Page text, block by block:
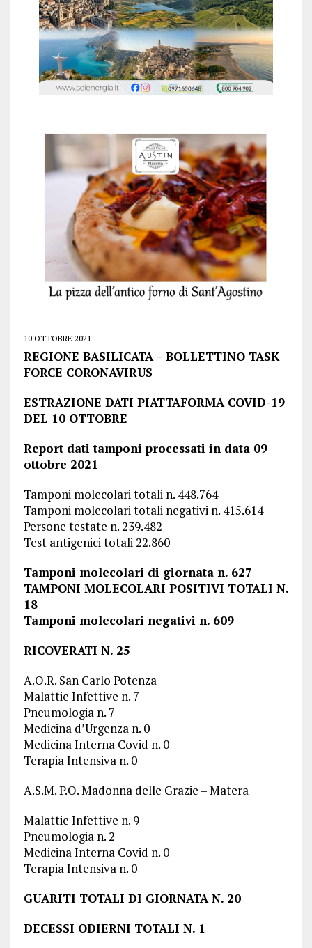
10 OTTOBRE 2021
REGIONE BASILICATA – BOLLETTINO TASK
FORCE CORONAVIRUS
ESTRAZIONE DATI PIATTAFORMA COVID-19
DEL 10 OTTOBRE
Report dati tamponi processati in data 09
ottobre 2021
Tamponi molecolari totali n. 448.764
Tamponi molecolari totali negativi n. 415.614
Persone testate n. 239.482
Test antigenici totali 22.860
Tamponi molecolari di giornata n. 627
TAMPONI MOLECOLARI POSITIVI TOTALI N.
18
Tamponi molecolari negativi n. 609
RICOVERATI N. 25
A.O.R. San Carlo Potenza
Malattie Infettive n. 7
Pneumologia n. 7
Medicina d’Urgenza n. 0
Medicina Interna Covid n. 0
Terapia Intensiva n. 0
A.S.M. P.O. Madonna delle Grazie – Matera
Malattie Infettive n. 9
Pneumologia n. 2
Medicina Interna Covid n. 0
Terapia Intensiva n. 0
GUARITI TOTALI DI GIORNATA N. 20
DECESSI ODIERNI TOTALI N. 1